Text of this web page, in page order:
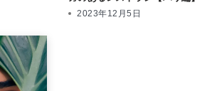
2023年12月5日